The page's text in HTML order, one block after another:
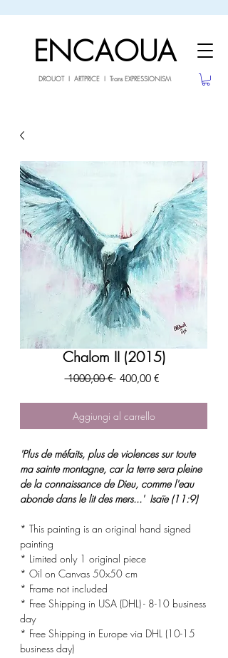
ENCAOUA
DROUOT I ARTPRICE I Trans EXPRESSIONISM
Chalom II (2015)
1000,00 € Prezzo
400,00 €Prezzo
Aggiungi al carrello
'Plus de méfaits, plus de violences sur toute
ma sainte montagne, car la terre sera pleine
de la connaissance de Dieu, comme l'eau
abonde dans le lit des mers...' Isaïe (11:9)
* This painting is an original hand signed
painting
* Limited only 1 original piece
* Oil on Canvas 50x50 cm
* Frame not included
* Free Shipping in USA (DHL) - 8-10 business
day
* Free Shipping in Europe via DHL (10-15
business day)